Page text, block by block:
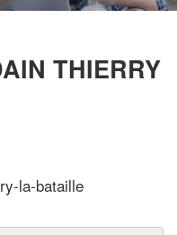
THIERRY
la-bataille